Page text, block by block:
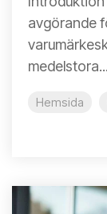
avgörande
medelstora...
Hemsida